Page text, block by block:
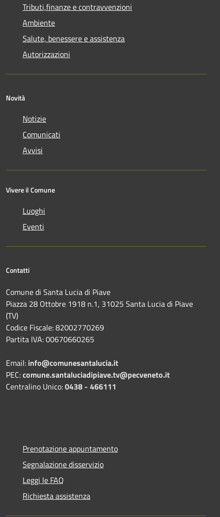
Tributi,finanze e contravvenzioni
Ambiente
Salute, benessere e assistenza
Autorizzazioni
Novità
Notizie
Comunicati
Avvisi
Vivere il Comune
Luoghi
Eventi
Contatti
Comune di Santa Lucia di Piave
Piazza 28 Ottobre 1918 n.1, 31025 Santa Lucia di Piave
(TV)
Codice Fiscale: 82002770269
Partita IVA: 00670660265
Email: info@comunesantalucia.it
PEC:comune.santaluciadipiave.tv@pecveneto.it
Centralino Unico:0438 - 466111
Prenotazione appuntamento
Segnalazione disservizio
Leggi le FAQ
Richiesta assistenza